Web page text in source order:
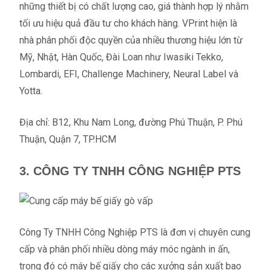
những thiết bị có chất lượng cao, giá thành hợp lý nhằm
tối ưu hiệu quả đầu tư cho khách hàng. VPrint hiện là
nhà phân phối độc quyền của nhiều thương hiệu lớn từ
Mỹ, Nhật, Hàn Quốc, Đài Loan như Iwasiki Tekko,
Lombardi, EFI, Challenge Machinery, Neural Label và
Yotta.
Địa chỉ: B12, Khu Nam Long, đường Phú Thuận, P. Phú
Thuận, Quận 7, TP.HCM
3. CÔNG TY TNHH CÔNG NGHIỆP PTS
Công Ty TNHH Công Nghiệp PTS là đơn vị chuyên cung
cấp và phân phối nhiều dòng máy móc ngành in ấn,
trong đó có máy bế giấy cho các xưởng sản xuất bao